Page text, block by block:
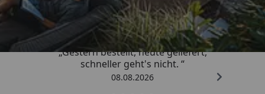
4,81/ 5
„Gestern bestellt, heute geliefert,
schneller geht's nicht. “
08.08.2026